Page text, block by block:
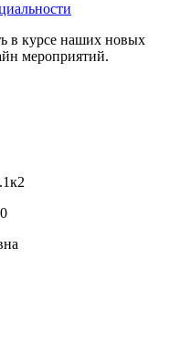
в курсе наших новых
мероприятий.